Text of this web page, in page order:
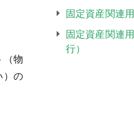
物
）の
固定資産関連
固定資産関連
行）